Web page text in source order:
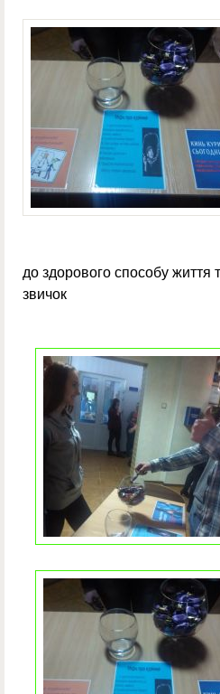
до здорового способу життя
звичок